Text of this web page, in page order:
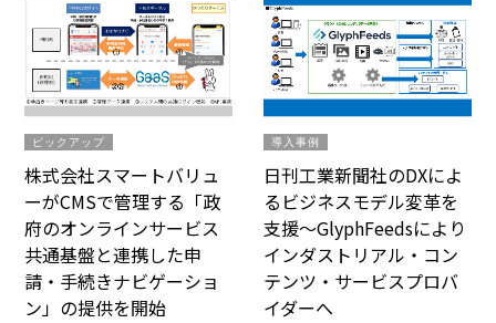
ピックアップ
株式会社スマートバリュ
ーがCMSで管理する「政
府のオンラインサービス
共通基盤と連携した申
請・手続きナビゲーショ
ン」の提供を開始
導入事例
日刊工業新聞社のDXによ
るビジネスモデル変革を
支援～GlyphFeedsにより
インダストリアル・コン
テンツ・サービスプロバ
イダーへ